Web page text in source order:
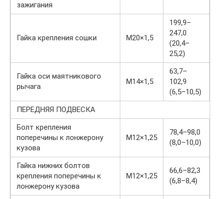
зажигания
Гайка крепления сошки М20×1,5
199,9–
247,0
(20,4–
25,2)
Гайка оси маятникового
рычага
М14×1,5
63,7–
102,9
(6,5–10,5)
ПЕРЕДНЯЯ ПОДВЕСКА
Болт крепления
поперечины к лонжерону
кузова
М12×1,25
78,4–98,0
(8,0–10,0)
Гайка нижних болтов
крепления поперечины к
лонжерону кузова
М12×1,25
66,6–82,3
(6,8–8,4)